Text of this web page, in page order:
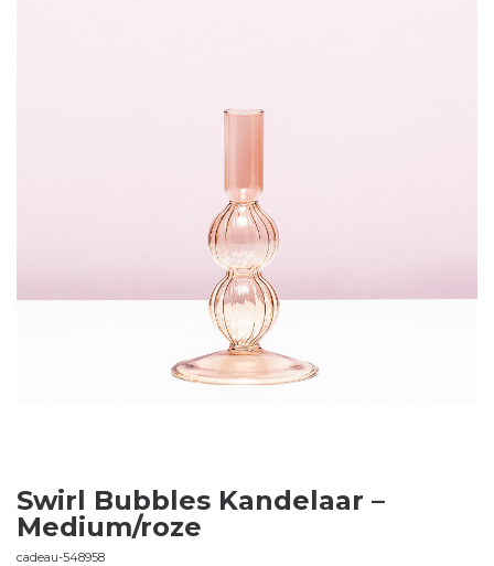
Swirl Bubbles Kandelaar –
Medium/roze
cadeau-548958